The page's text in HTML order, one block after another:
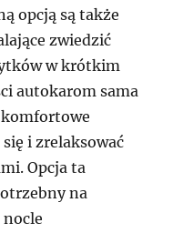
opcją są także
zwiedzić
w krótkim
autokarom sama
i zrelaksować
Opcja ta
na